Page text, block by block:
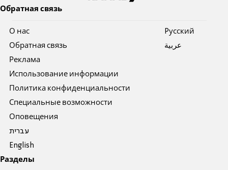
Обратная связь
О нас
Обратная связь
Реклама
Использование информации
Политика конфиденциальности
Специальные возможности
Оповещения
עברית
English
Pусский
عربية
Разделы